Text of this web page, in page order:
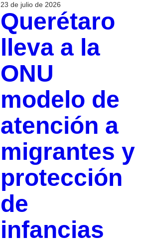
23 de julio de 2026
Querétaro
lleva a la
ONU
modelo de
atención a
migrantes y
protección
de
infancias